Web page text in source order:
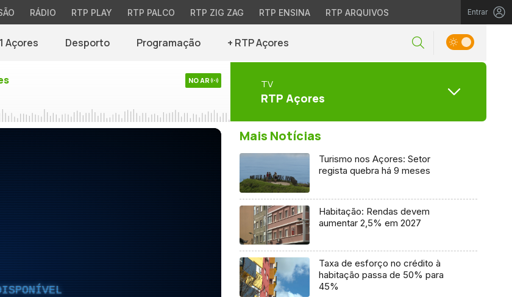
RÁDIO RTP PLAY RTP PALCO RTP ZIG ZAG RTP ENSINA RTP ARQUIVOS Entrar
Açores Desporto Programação + RTP Açores
NO AR TV
RTP Açores
Mais Notícias
Turismo nos Açores: Setor
regista quebra há 9 meses
Habitação: Rendas devem
aumentar 2,5% em 2027
Taxa de esforço no crédito à
habitação passa de 50% para
45%